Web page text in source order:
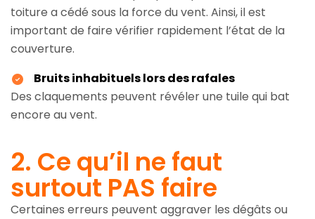
toiture a cédé sous la force du vent. Ainsi, il est
important de faire vérifier rapidement l’état de la
couverture.
Bruits inhabituels lors des rafales
Des claquements peuvent révéler une tuile qui bat
encore au vent.
2. Ce qu’il ne faut
surtout PAS faire
Certaines erreurs peuvent aggraver les dégâts ou